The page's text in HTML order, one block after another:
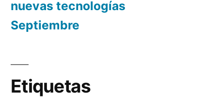
nuevas tecnologías
Septiembre
Etiquetas